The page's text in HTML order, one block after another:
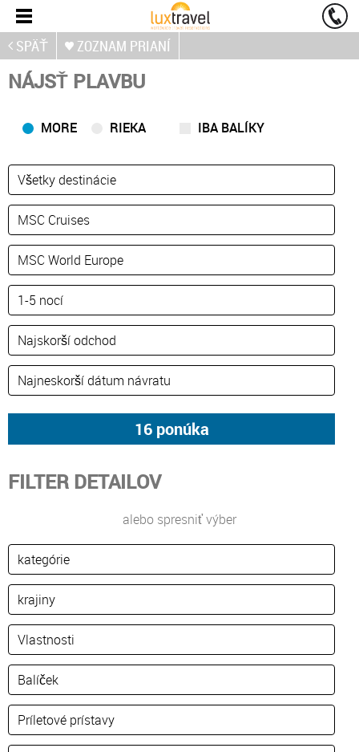
SPÄŤ ZOZNAM PRIANÍ
NÁJSŤ PLAVBU
MORE RIEKA IBA BALÍKY
FILTER DETAILOV
alebo spresniť výber